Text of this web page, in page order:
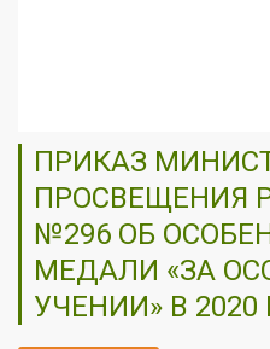
ПРИКАЗ
ПРОСВЕЩЕНИЯ
№296 ОБ
МЕДАЛИ «ЗА
УЧЕНИИ» В 2020